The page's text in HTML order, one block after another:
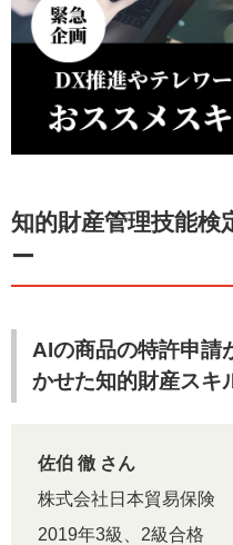
知的財産管理技能
ー
AIの商品の特許申請
かせた知的財産スキ
佐伯 徹 さん
株式会社日本貿易保険
2019年3級、2級合格